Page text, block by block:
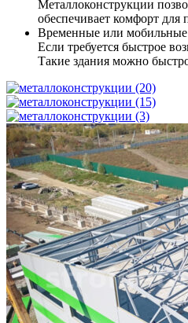
Металлоконструкции
обеспечивает комфорт для
Временные или мобильные
Если требуется быстрое
Такие здания можно